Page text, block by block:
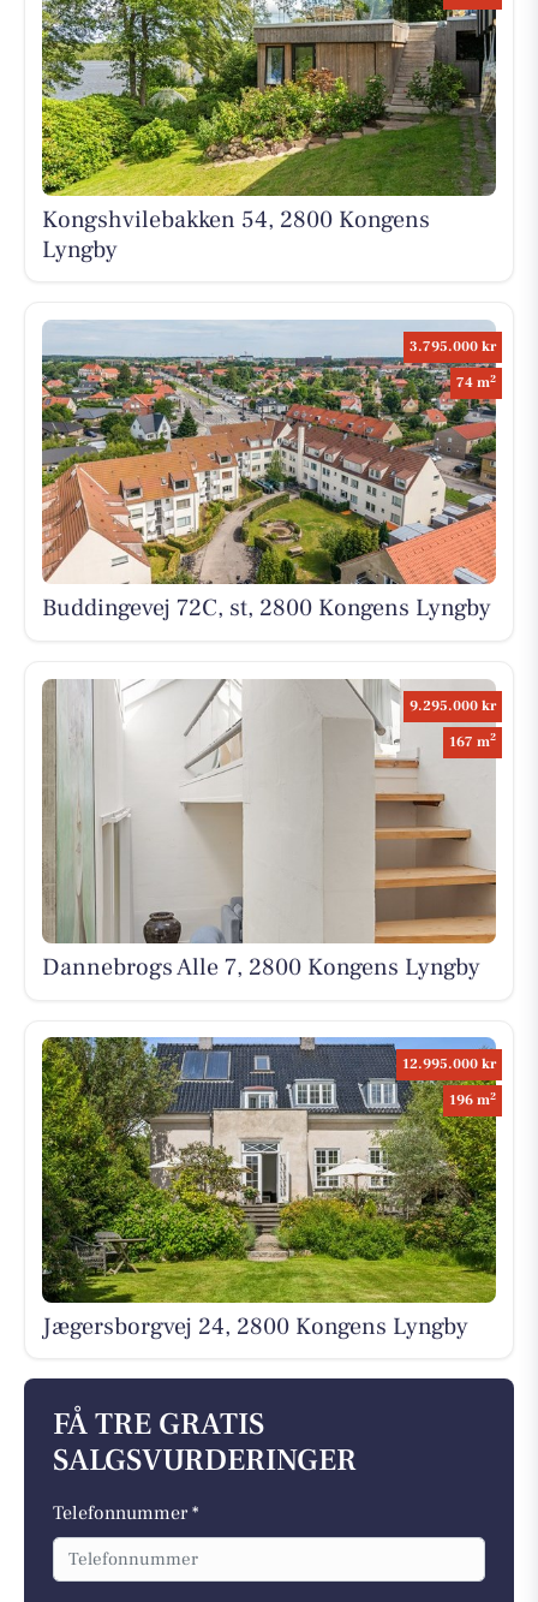
Kongshvilebakken 54, 2800 Kongens
Lyngby
3.795.000 kr
74 m2
Buddingevej 72C, st, 2800 Kongens Lyngby
9.295.000 kr
167 m2
Dannebrogs Alle 7, 2800 Kongens Lyngby
12.995.000 kr
196 m2
Jægersborgvej 24, 2800 Kongens Lyngby
FÅ TRE GRATIS
SALGSVURDERINGER
Telefonnummer *